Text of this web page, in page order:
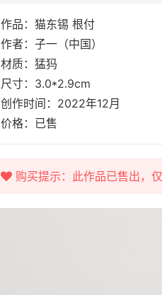
作品：猫东锡 根付
作者：子一（中国）
材质：猛犸
尺寸：3.0*2.9cm
创作时间：2022年12月
价格：已售
购买提示：此作品已售出